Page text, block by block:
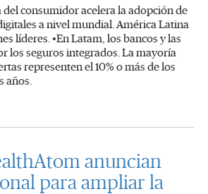
del consumidor acelera la adopción de
a nivel mundial. América Latina
líderes. •En Latam, los bancos y las
los seguros integrados. La mayoría
representen el 10% o más de los
años.
anuncian
para ampliar la